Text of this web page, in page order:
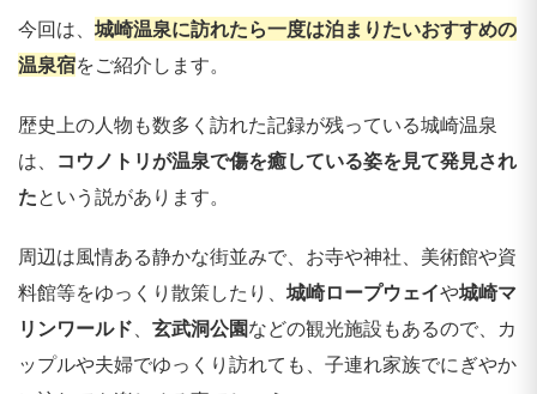
今回は、 城崎温泉に訪れたら一度は泊まりたいおすすめの
温泉宿をご紹介します。
歴史上の人物も数多く訪れた記録が残っている城崎温泉
は、 コウノトリが温泉で傷を癒している姿を見て発見され
たという説があります。
周辺は風情ある静かな街並みで、お寺や神社、美術館や資
料館等をゆっくり散策したり、 城崎ロープウェイや城崎マ
リンワールド、 玄武洞公園などの観光施設もあるので、カ
ップルや夫婦でゆっくり訪れても、子連れ家族でにぎやか